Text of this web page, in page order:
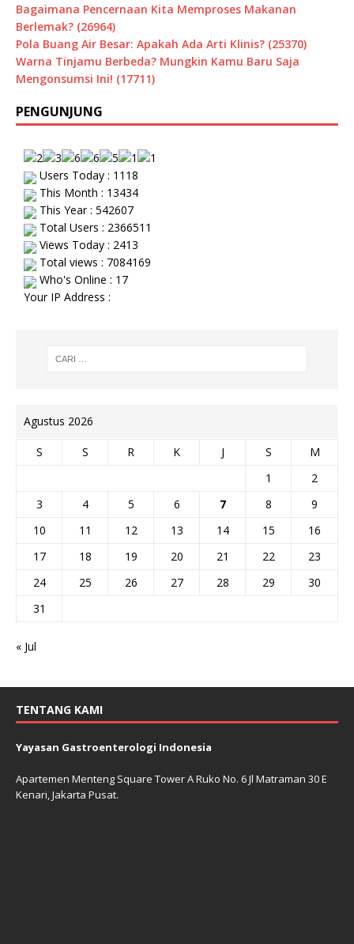
Bagaimana Pencernaan Kita Memproses Makanan
Berlemak? (26964)
Pola Buang Air Besar: Apakah Ada Arti Klinis? (25370)
Warna Tinjamu Berbeda? Mungkin Kamu Baru Saja
Mengonsumsi Ini! (17711)
PENGUNJUNG
Users Today : 1118
This Month : 13434
This Year : 542607
Total Users : 2366511
Views Today : 2413
Total views : 7084169
Who's Online : 17
Your IP Address :
Agustus 2026
S S R K J S
M
1
2
3
4 5 6 7 8
9
10
11 12 13 14 15
16
17
18 19 20 21 22
23
24
25 26 27 28 29
30
31
« Jul
TENTANG KAMI
Yayasan Gastroenterologi Indonesia
Apartemen Menteng Square Tower A Ruko No. 6 Jl Matraman 30 E
Kenari, Jakarta Pusat.